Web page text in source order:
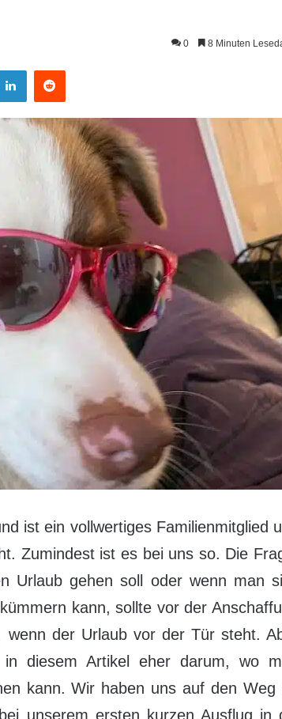
0 8 Minuten
LinkedIn Reddit
ist ein vollwertiges Familienmitglied
Zumindest ist es bei uns so. Die
Urlaub gehen soll oder wenn man
kann, sollte vor der
der Urlaub vor der Tür steht.
diesem Artikel eher darum, wo
kann. Wir haben uns auf den Weg
unserem ersten kurzen Ausflug in